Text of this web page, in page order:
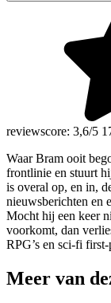
reviewscore: 3,6/5
Waar Bram ooit
frontlinie en stuurt
is overal op, en in,
nieuwsberichten en
Mocht hij een keer
voorkomt, dan
RPG’s en sci-fi first-
Meer van